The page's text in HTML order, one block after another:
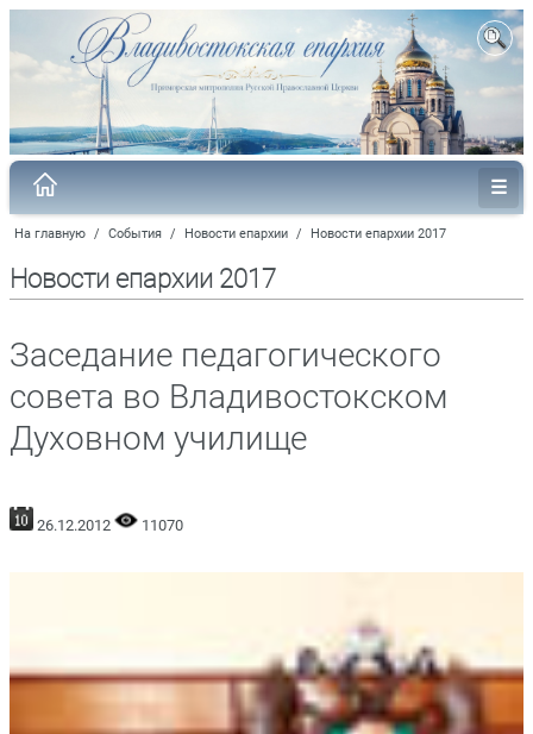
На главную / События / Новости епархии / Новости епархии 2017
Новости епархии 2017
Заседание педагогического
совета во Владивостокском
Духовном училище
26.12.2012 11070